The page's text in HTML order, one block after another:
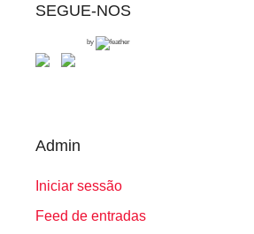
SEGUE-NOS
by
Admin
Iniciar sessão
Feed de entradas